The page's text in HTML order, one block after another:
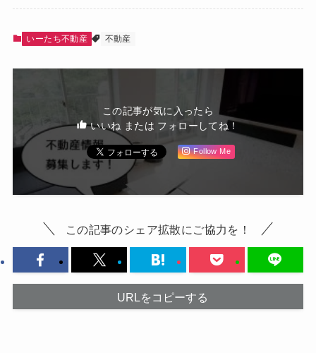
いーたち不動産 不動産
この記事が気に入ったら
いいね または フォローしてね！
Follow Me
この記事のシェア拡散にご協力を！
URLをコピーする